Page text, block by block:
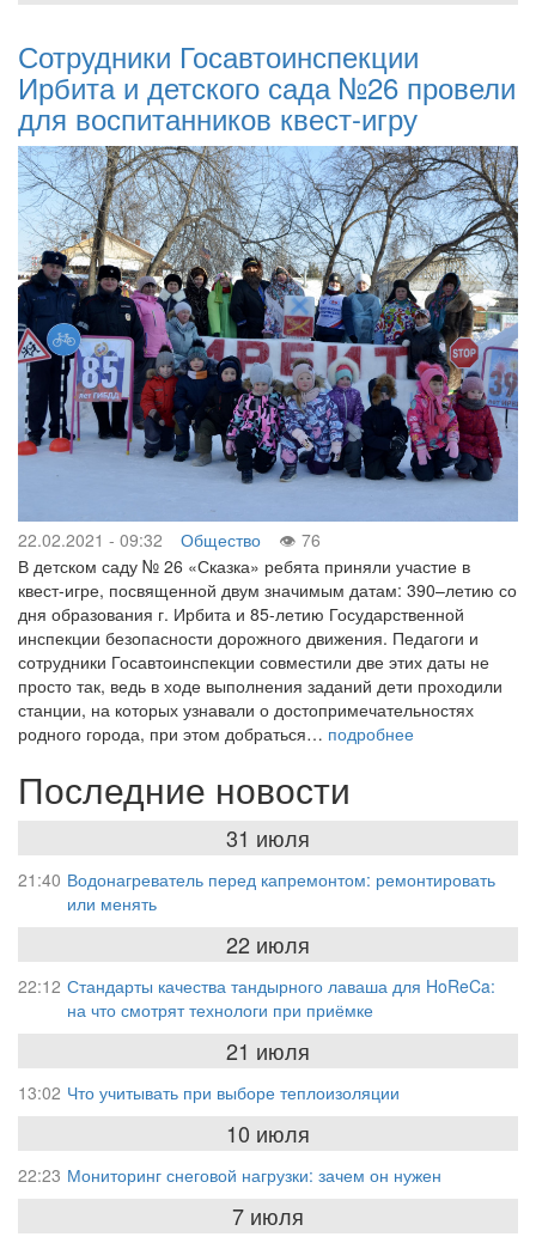
Сотрудники Госавтоинспекции
Ирбита и детского сада №26 провели
для воспитанников квест-игру
22.02.2021 - 09:32 Общество
76
В детском саду № 26 «Сказка» ребята приняли участие в
квест-игре, посвященной двум значимым датам: 390–летию со
дня образования г. Ирбита и 85-летию Государственной
инспекции безопасности дорожного движения. Педагоги и
сотрудники Госавтоинспекции совместили две этих даты не
просто так, ведь в ходе выполнения заданий дети проходили
станции, на которых узнавали о достопримечательностях
родного города, при этом добраться… подробнее
Последние новости
31 июля
21:40 Водонагреватель перед капремонтом: ремонтировать
или менять
22 июля
22:12 Стандарты качества тандырного лаваша для HoReCa:
на что смотрят технологи при приёмке
21 июля
13:02 Что учитывать при выборе теплоизоляции
10 июля
22:23 Мониторинг снеговой нагрузки: зачем он нужен
7 июля